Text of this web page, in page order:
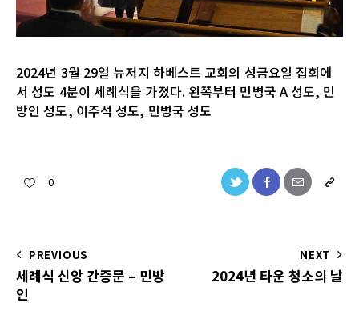
2024년 3월 29일 뉴저지 하베스트 교회의 성금요일 집회에
서 성도 4분이 세례식을 가졌다. 왼쪽부터 민병국 A 성도, 민
방인 성도, 이주석 성도, 민병국 성도
0
PREVIOUS
세례식 신앙 간증문 – 민방
인
NEXT
2024년 타운 청소의 날